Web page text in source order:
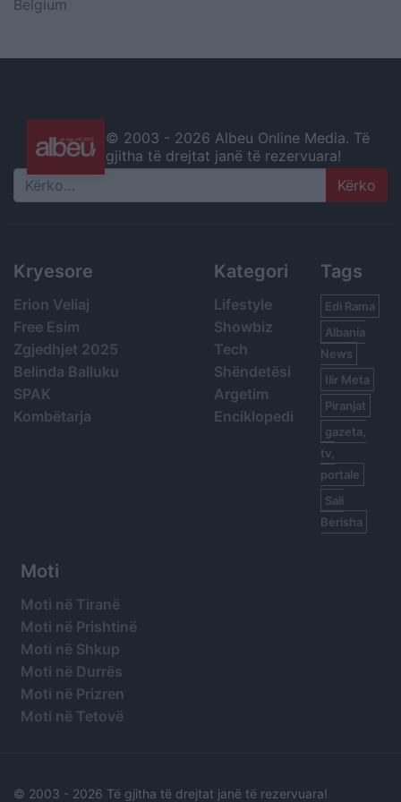
Belgium
© 2003 - 2026 Albeu Online Media. Të
gjitha të drejtat janë të rezervuara!
Search
Kryesore
Erion Veliaj
Free Esim
Zgjedhjet 2025
Belinda Balluku
SPAK
Kombëtarja
Kategori
Lifestyle
Showbiz
Tech
Shëndetësi
Argetim
Enciklopedi
Tags
Edi Rama
Albania
News
Ilir Meta
Piranjat
gazeta,
tv,
portale
Sali
Berisha
Moti
Moti në Tiranë
Moti në Prishtinë
Moti në Shkup
Moti në Durrës
Moti në Prizren
Moti në Tetovë
© 2003 - 2026 Të gjitha të drejtat janë të rezervuara!